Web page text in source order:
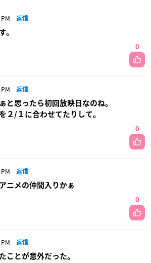
返信
。
0
返信
と思ったら初回放映日なのね。
２/１に合わせてたりして。
0
返信
ニメの仲間入りかぁ
0
返信
ことが意外だった。